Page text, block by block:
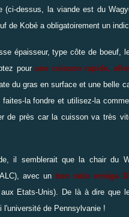
(ci-dessus, la viande est du
de Kobé a obligatoirement un
épaisseur, type côte de boeuf,
pour une cuisson rapide,
du gras en surface et une belle
la fondre et utilisez-la
de près car la cuisson va très
il semblerait que la chair du
avec un bon ratio oméga
Etats-Unis). De là à dire que
l'université de Pennsylvanie !